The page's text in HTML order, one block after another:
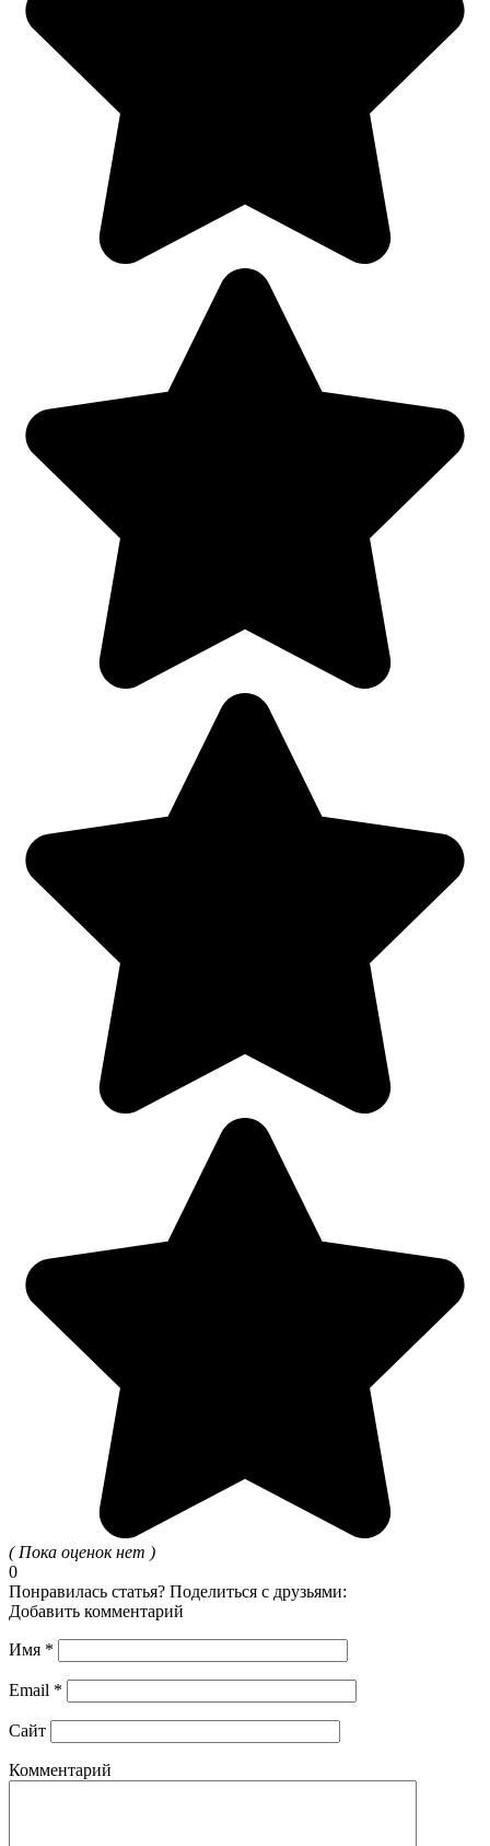
( Пока оценок нет )
0
Понравилась статья? Поделиться с друзьями:
Добавить комментарий
Имя *
Email *
Сайт
Комментарий